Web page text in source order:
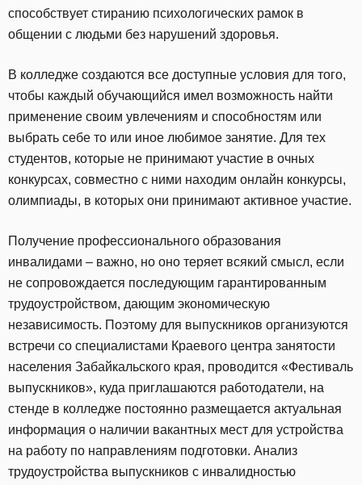
способствует стиранию психологических рамок в
общении с людьми без нарушений здоровья.
В колледже создаются все доступные условия для того,
чтобы каждый обучающийся имел возможность найти
применение своим увлечениям и способностям или
выбрать себе то или иное любимое занятие. Для тех
студентов, которые не принимают участие в очных
конкурсах, совместно с ними находим онлайн конкурсы,
олимпиады, в которых они принимают активное участие.
Получение профессионального образования
инвалидами – важно, но оно теряет всякий смысл, если
не сопровождается последующим гарантированным
трудоустройством, дающим экономическую
независимость. Поэтому для выпускников организуются
встречи со специалистами Краевого центра занятости
населения Забайкальского края, проводится «Фестиваль
выпускников», куда приглашаются работодатели, на
стенде в колледже постоянно размещается актуальная
информация о наличии вакантных мест для устройства
на работу по направлениям подготовки. Анализ
трудоустройства выпускников с инвалидностью